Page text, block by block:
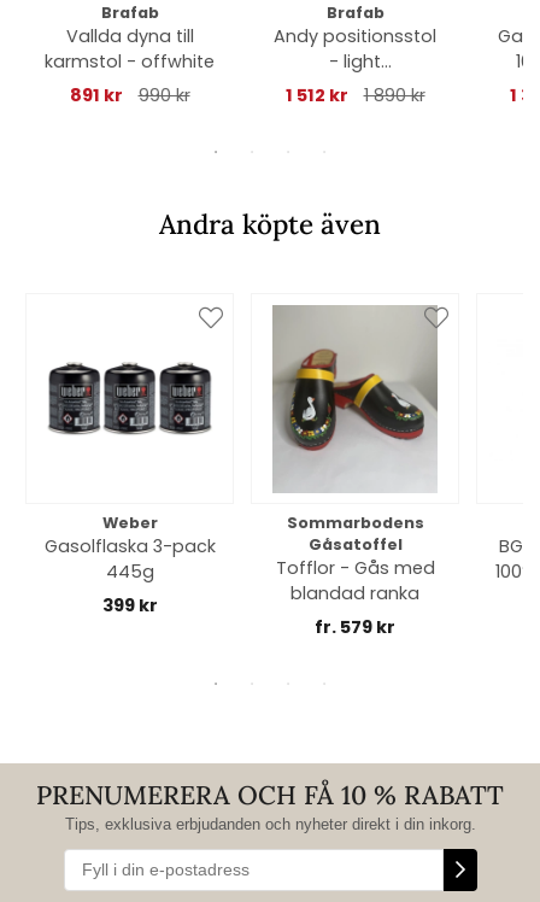
Brafab
Vallda dyna till
karmstol - offwhite
891 kr
990 kr
Brafab
Andy positionsstol
- light
grey/offwhite teak
1 512 kr 1 890 kr
1
Andra köpte även
Weber
Gasolflaska 3-pack
445g
399 kr
Sommarbodens
Gåsatoffel
Tofflor - Gås med
blandad ranka
fr. 579 kr
PRENUMERERA OCH FÅ 10 % RABATT
Tips, exklusiva erbjudanden och nyheter direkt i din inkorg.